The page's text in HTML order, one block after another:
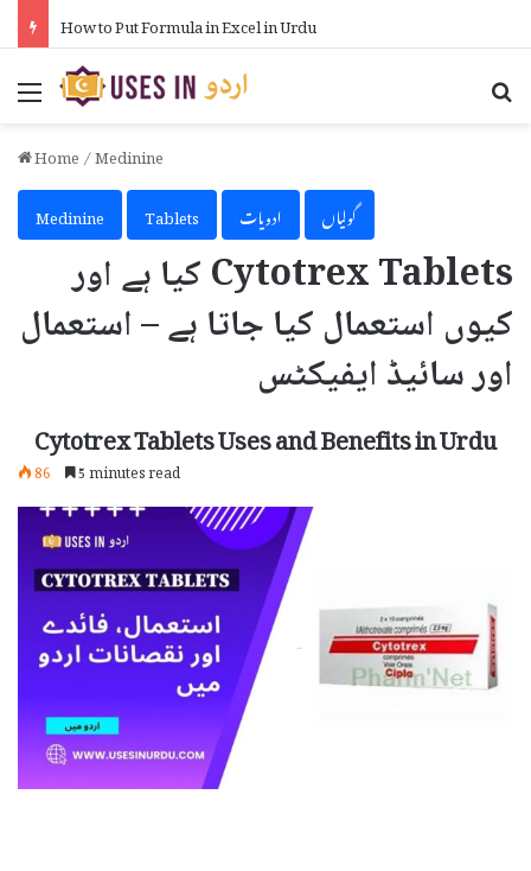
How to Put Formula in Excel in Urdu
Menu
Home/Medinine
Medinine
Tablets ادویات گولیاں
Cytotrex Tablets کیا ہے اور
کیوں استعمال کیا جاتا ہے – استعمال
اور سائیڈ ایفیکٹس
Cytotrex Tablets Uses and Benefits in Urdu
86 5 minutes read